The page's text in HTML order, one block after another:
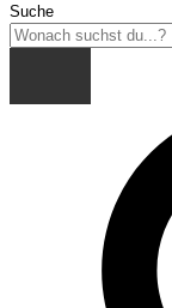
Suche